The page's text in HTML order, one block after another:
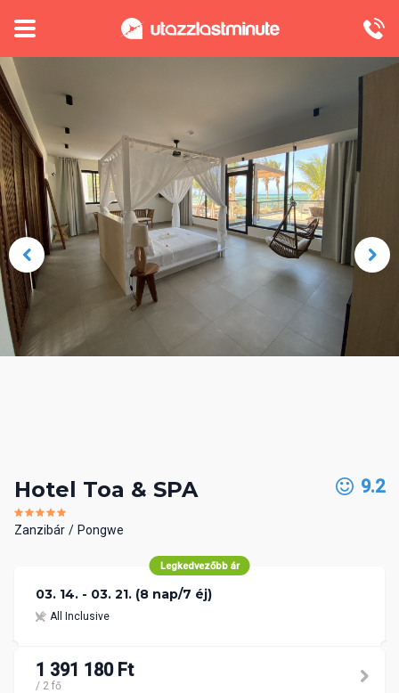
Hotel Toa & SPA
Zanzibár Pongwe
9.2
Legkedvezőbb ár
03. 14. - 03. 21. (8 nap/7 éj)
All Inclusive
1 391 180 Ft
/ 2 fő